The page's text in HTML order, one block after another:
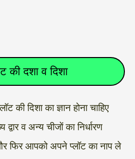
की दशा व दिशा
की दिशा का ज्ञान होना चाहिए
व अन्य चीजों का निर्धारण
फिर आपको अपने प्लॉट का नाप ले